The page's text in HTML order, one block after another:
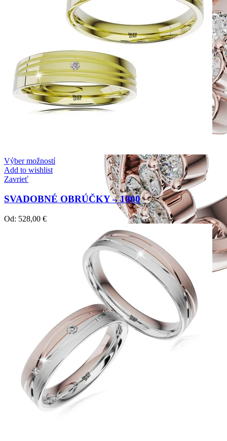
Twin Rings
Zásnubné prstne z kolekcie Twin Rings.
Výber možností
Add to wishlist
Zavrieť
SVADOBNÉ OBRÚČKY – 1000
Od: 528,00 €